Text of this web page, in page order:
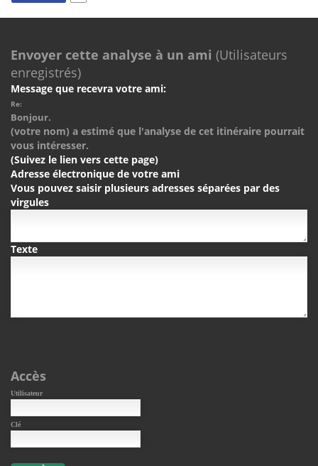
Envoyer cette analyse à un ami (Utilisateurs
enregistrés)
Message que recevra votre ami:
Re:
Bonjour.
(votre nom) a estimé que l'analyse de cet itinéraire pourrait
vous intéresser.
(Suivez le lien vers cette page)
Adresse électronique de votre ami
Vous pouvez saisir plusieurs adresses séparées par des
virgules
Texte
Accès
Utilisateur
Clé